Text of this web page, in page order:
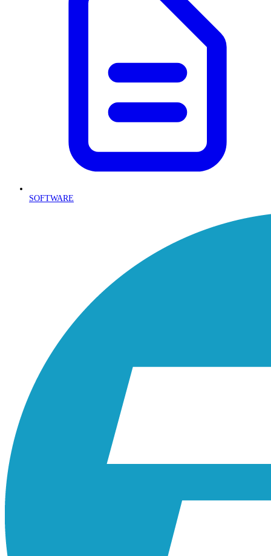
SOFTWARE